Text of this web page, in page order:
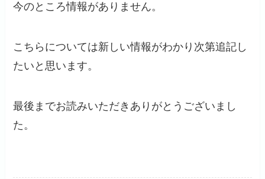
今のところ情報がありません。
こちらについては新しい情報がわかり次第追記し
たいと思います。
最後までお読みいただきありがとうございまし
た。